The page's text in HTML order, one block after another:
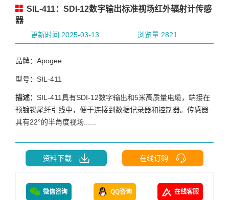
SIL-411：SDI-12数字输出标准视场红外辐射计传感
器
更新时间:2025-03-13 浏览量:2821
品牌：Apogee
型号：SIL-411
描述： SIL-411具有SDI-12数字输出和5米高质量电缆，端接在
预镀锡尾纤引线中，便于连接到数据记录器和控制器。传感器
具有22°的半角度视场......
资料下载 在线订购
微信咨询 QQ咨询 在线客服